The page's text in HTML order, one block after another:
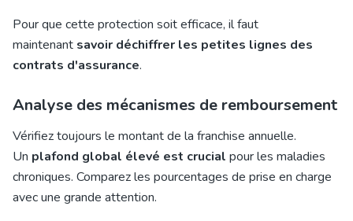
Pour que cette protection soit efficace, il faut
maintenant savoir déchiffrer les petites lignes des
contrats d'assurance.
Analyse des mécanismes de remboursement
Vérifiez toujours le montant de la franchise annuelle.
Un plafond global élevé est crucial pour les maladies
chroniques. Comparez les pourcentages de prise en charge
avec une grande attention.